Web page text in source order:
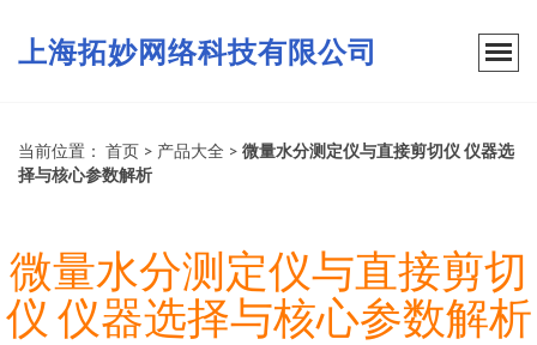
上海拓妙网络科技有限公司
当前位置： 首页 > 产品大全 > 微量水分测定仪与直接剪切仪 仪器选
择与核心参数解析
微量水分测定仪与直接剪切
仪 仪器选择与核心参数解析